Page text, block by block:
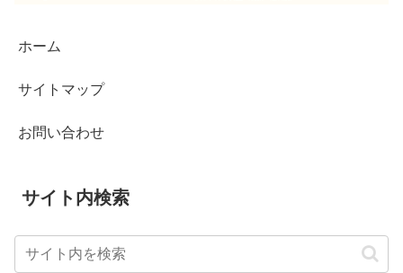
ホーム
サイトマップ
お問い合わせ
サイト内検索